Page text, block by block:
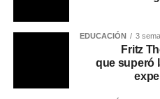
EDUCACIÓN 3
Fritz
que superó